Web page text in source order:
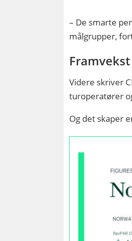
– De smarte
målgrupper,
Videre skriver
turoperatører
Og det skaper